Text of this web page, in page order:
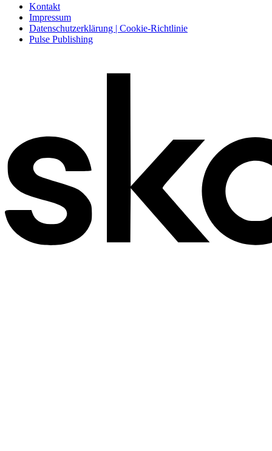
Kontakt
Impressum
Datenschutzerklärung | Cookie-Richtlinie
Pulse Publishing